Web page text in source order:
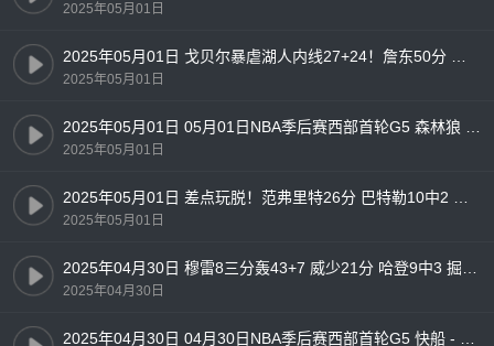
2025年05月01日
2025年05月01日
2025年05月01日
2025年05月01日
2025年04月30日